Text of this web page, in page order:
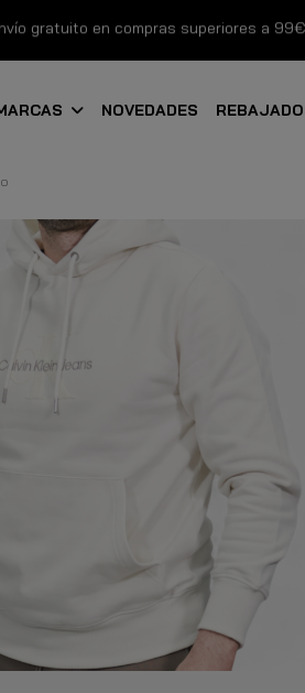
gratuito en compras superiores a 99€
NOVEDADES